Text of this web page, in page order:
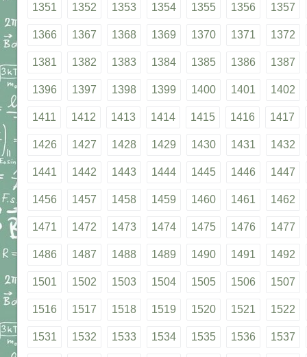
1351 1352 1353 1354 1355 1356 1357
1366 1367 1368 1369 1370 1371 1372
1381 1382 1383 1384 1385 1386 1387
1396 1397 1398 1399 1400 1401 1402
1411 1412 1413 1414 1415 1416 1417
1426 1427 1428 1429 1430 1431 1432
1441 1442 1443 1444 1445 1446 1447
1456 1457 1458 1459 1460 1461 1462
1471 1472 1473 1474 1475 1476 1477
1486 1487 1488 1489 1490 1491 1492
1501 1502 1503 1504 1505 1506 1507
1516 1517 1518 1519 1520 1521 1522
1531 1532 1533 1534 1535 1536 1537